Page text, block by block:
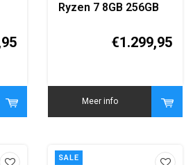
Ryzen 7 8GB 256GB
€1.299,95
Meer info
SALE